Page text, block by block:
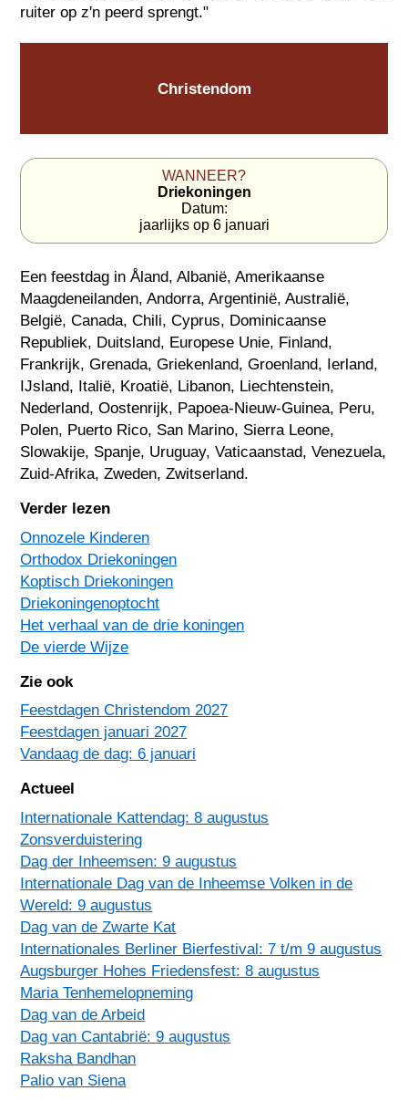
ruiter op z'n peerd sprengt."
Christendom
WANNEER?
Driekoningen
Datum:
jaarlijks op 6 januari
Een feestdag inÅland,Albanië,Amerikaanse
Maagdeneilanden,Andorra,Argentinië,Australië,
België,Canada,Chili,Cyprus, Dominicaanse
Republiek, Duitsland, Europese Unie, Finland,
Frankrijk,Grenada,Griekenland,Groenland, Ierland,
IJsland, Italië, Kroatië, Libanon, Liechtenstein,
Nederland,Oostenrijk, Papoea-Nieuw-Guinea, Peru,
Polen, Puerto Rico, San Marino, Sierra Leone,
Slowakije, Spanje, Uruguay,Vaticaanstad,Venezuela,
Zuid-Afrika,Zweden,Zwitserland.
Verder lezen
Onnozele Kinderen
Orthodox Driekoningen
Koptisch Driekoningen
Driekoningenoptocht
Het verhaal van de drie koningen
De vierde Wijze
Zie ook
Feestdagen Christendom 2027
Feestdagen januari 2027
Vandaag de dag: 6 januari
Actueel
Internationale Kattendag: 8 augustus
Zonsverduistering
Dag der Inheemsen: 9 augustus
Internationale Dag van de Inheemse Volken in de
Wereld: 9 augustus
Dag van de Zwarte Kat
Internationales Berliner Bierfestival: 7 t/m 9 augustus
Augsburger Hohes Friedensfest: 8 augustus
Maria Tenhemelopneming
Dag van de Arbeid
Dag van Cantabrië: 9 augustus
Raksha Bandhan
Palio van Siena